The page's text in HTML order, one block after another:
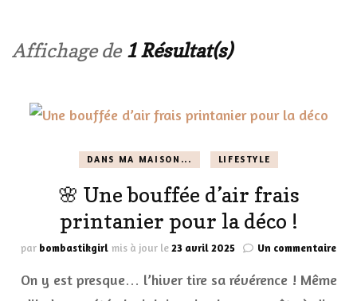
Affichage de 1 Résultat(s)
DANS MA MAISON... LIFESTYLE
🌸 Une bouffée d’air frais
printanier pour la déco !
par bombastikgirl mis à jour le23 avril 2025 Un commentairesur
Une
On y est presque… l’hiver tire sa révérence ! Même